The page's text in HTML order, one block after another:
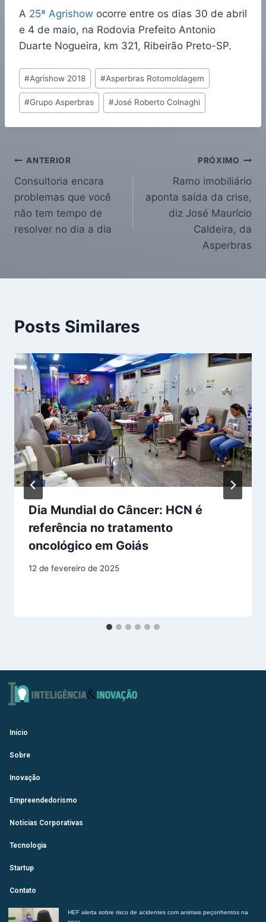
A 25ª Agrishow ocorre entre os dias 30 de abril
e 4 de maio, na Rodovia Prefeito Antonio
Duarte Nogueira, km 321, Ribeirão Preto-SP.
#Agrishow 2018 #Asperbras Rotomoldagem
#Grupo Asperbras #José Roberto Colnaghi
ANTERIOR
Consultoria encara
problemas que você
não tem tempo de
resolver no dia a dia
PRÓXIMO
Ramo imobiliário
aponta saída da crise,
diz José Maurício
Caldeira, da
Asperbras
Posts Similares
Dia Mundial do Câncer: HCN é
referência no tratamento
oncológico em Goiás
12 de fevereiro de 2025
Início
Sobre
Inovação
Empreendedorismo
Notícias Corporativas
Tecnologia
Startup
Contato
HEF alerta sobre risco de acidentes com animais peçonhentos na